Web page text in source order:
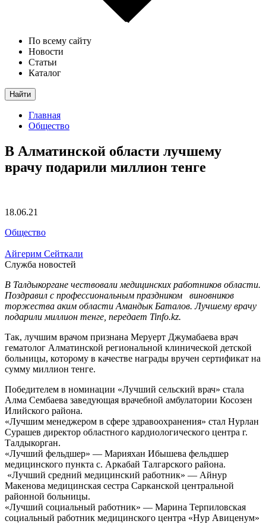
По всему сайту
Новости
Статьи
Каталог
Найти
Главная
Общество
В Алматинской области лучшему
врачу подарили миллион тенге
18.06.21
Общество
Айгерим Сейткали
Служба новостей
В Талдыкоргане чествовали медицинских работников области.
Поздравил с профессиональным праздником виновников
торжества аким области Амандык Баталов. Лучшему врачу
подарили миллион тенге, передает Tinfo.kz.
Так, лучшим врачом признана Меруерт Джумабаева врач
гематолог Алматинской региональной клинической детской
больницы, которому в качестве награды вручен сертификат на
сумму миллион тенге.
Победителем в номинации «Лучший сельский врач» стала
Алма Сембаева заведующая врачебной амбулатории Косозен
Илийского района.
«Лучшим менеджером в сфере здравоохранения» стал Нурлан
Сурашев директор областного кардиологического центра г.
Талдыкорган.
«Лучший фельдшер» — Марияхан Ибышева фельдшер
медицинского пункта с. Аркабай Талгарского района.
«Лучший средний медицинский работник» — Айнур
Макенова медицинская сестра Сарканской центральной
районной больницы.
«Лучший социальный работник» — Марина Терпиловская
социальный работник медицинского центра «Нур Авиценум»